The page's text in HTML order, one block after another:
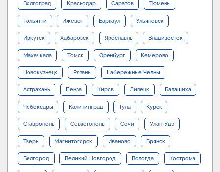
Волгоград Краснодар Саратов Тюмень
Тольятти Ижевск Барнаул Ульяновск
Иркутск Хабаровск Ярославль Владивосток
Махачкала Томск Оренбург Кемерово
Новокузнецк Рязань Набережные Челны
Астрахань Пенза Киров Липецк Балашиха
Чебоксары Калининград Тула Курск
Ставрополь Севастополь Сочи Улан-Удэ
Тверь Магнитогорск Иваново Брянск
Белгород Великий Новгород Вологда Кострома